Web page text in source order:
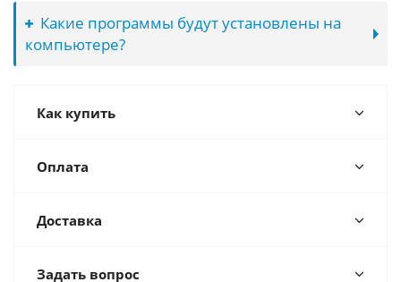
Какие программы будут установлены на
компьютере?
Как купить
Оплата
Доставка
Задать вопрос